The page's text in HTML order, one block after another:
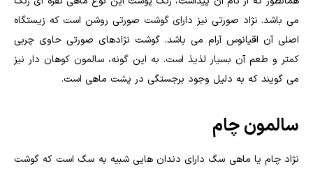
می باشد. نژاد صورتی نیز دارای گوشت صورتی روشن است که زیستگاه
اصلی آن اقیانوس آرام می باشد. گوشت نژادهای صورتی حاوی چربی
کمتر و طعم آن بسیار لذیذ است. به این گونه، سالمون کوهان دار نیز
می گویند که به دلیل وجود برجستگی در پشت ماهی است.
سالمون چام
نژاد چام یا ماهی سگ دارای دندان هایی شبیه به سگ است که گوشت